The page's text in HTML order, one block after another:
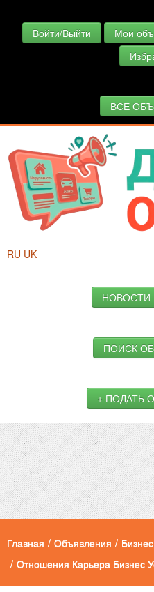
Войти/Выйти Мои
ВСЕ
RU UK
НОВОСТИ
ПОИСК
+ ПОДАТЬ
Главная / Объявления /
/ Отношения Карьера Бизнес